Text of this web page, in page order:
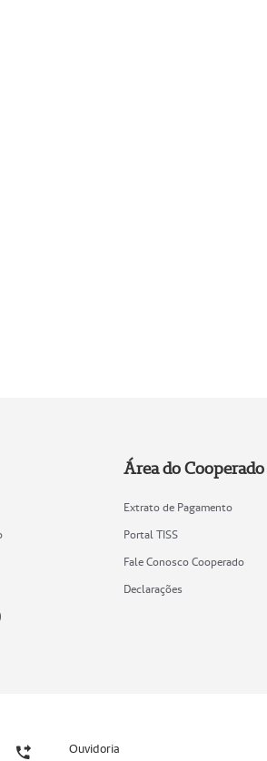
Área do Cooperado
Extrato de Pagamento
Portal TISS
Fale Conosco Cooperado
Declarações
Ouvidoria